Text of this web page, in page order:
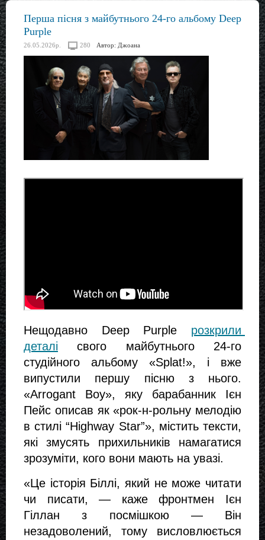
Перша пісня з майбутнього 24-го альбому Deep
Purple
26.05.2026р. 280 Автор: Джоана
Нещодавно Deep Purple розкрили
деталі свого майбутнього 24-го
студійного альбому «Splat!», і вже
випустили першу пісню з нього.
«Arrogant Boy», яку барабанник Ієн
Пейс описав як «рок-н-рольну мелодію
в стилі “Highway Star”», містить тексти,
які змусять прихильників намагатися
зрозуміти, кого вони мають на увазі.
«Це історія Біллі, який не може читати
чи писати, — каже фронтмен Ієн
Гіллан з посмішкою — Він
незадоволений, тому висловлюється